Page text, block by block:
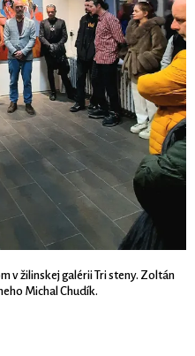
v žilinskej galérii Tri steny. Zoltán
Michal Chudík.